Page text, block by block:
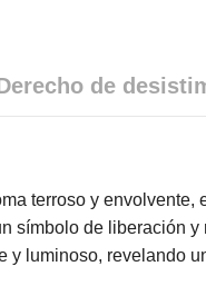
de
terroso y
de liberación
luminoso, revelando